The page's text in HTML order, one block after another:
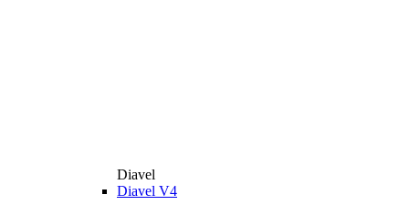
Diavel
Diavel V4